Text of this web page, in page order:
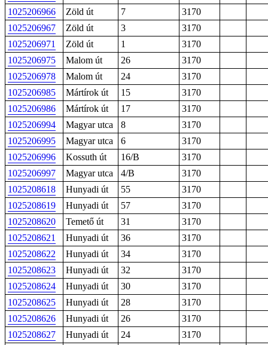
1025206966
Zöld út 7
3170
1025206967
Zöld út 3
3170
1025206971
Zöld út 1
3170
1025206975
Malom út 26
3170
1025206978
Malom út 24
3170
1025206985
Mártírok út 15
3170
1025206986
Mártírok út 17
3170
1025206994
Magyar utca 8
3170
1025206995
Magyar utca 6
3170
1025206996
Kossuth út 16/B
3170
1025206997
Magyar utca 4/B
3170
1025208618
Hunyadi út 55
3170
1025208619
Hunyadi út 57
3170
1025208620
Temető út 31
3170
1025208621
Hunyadi út 36
3170
1025208622
Hunyadi út 34
3170
1025208623
Hunyadi út 32
3170
1025208624
Hunyadi út 30
3170
1025208625
Hunyadi út 28
3170
1025208626
Hunyadi út 26
3170
1025208627
Hunyadi út 24
3170